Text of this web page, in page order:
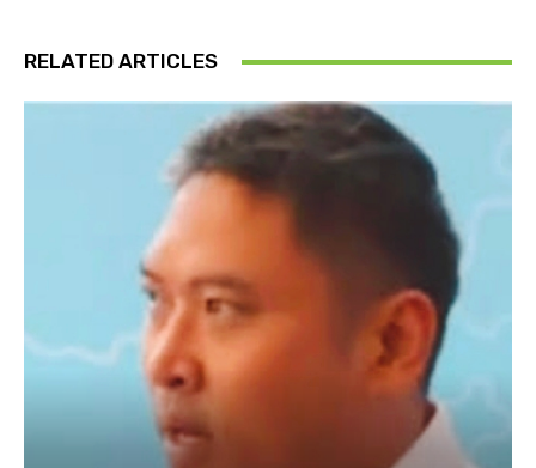
RELATED ARTICLES